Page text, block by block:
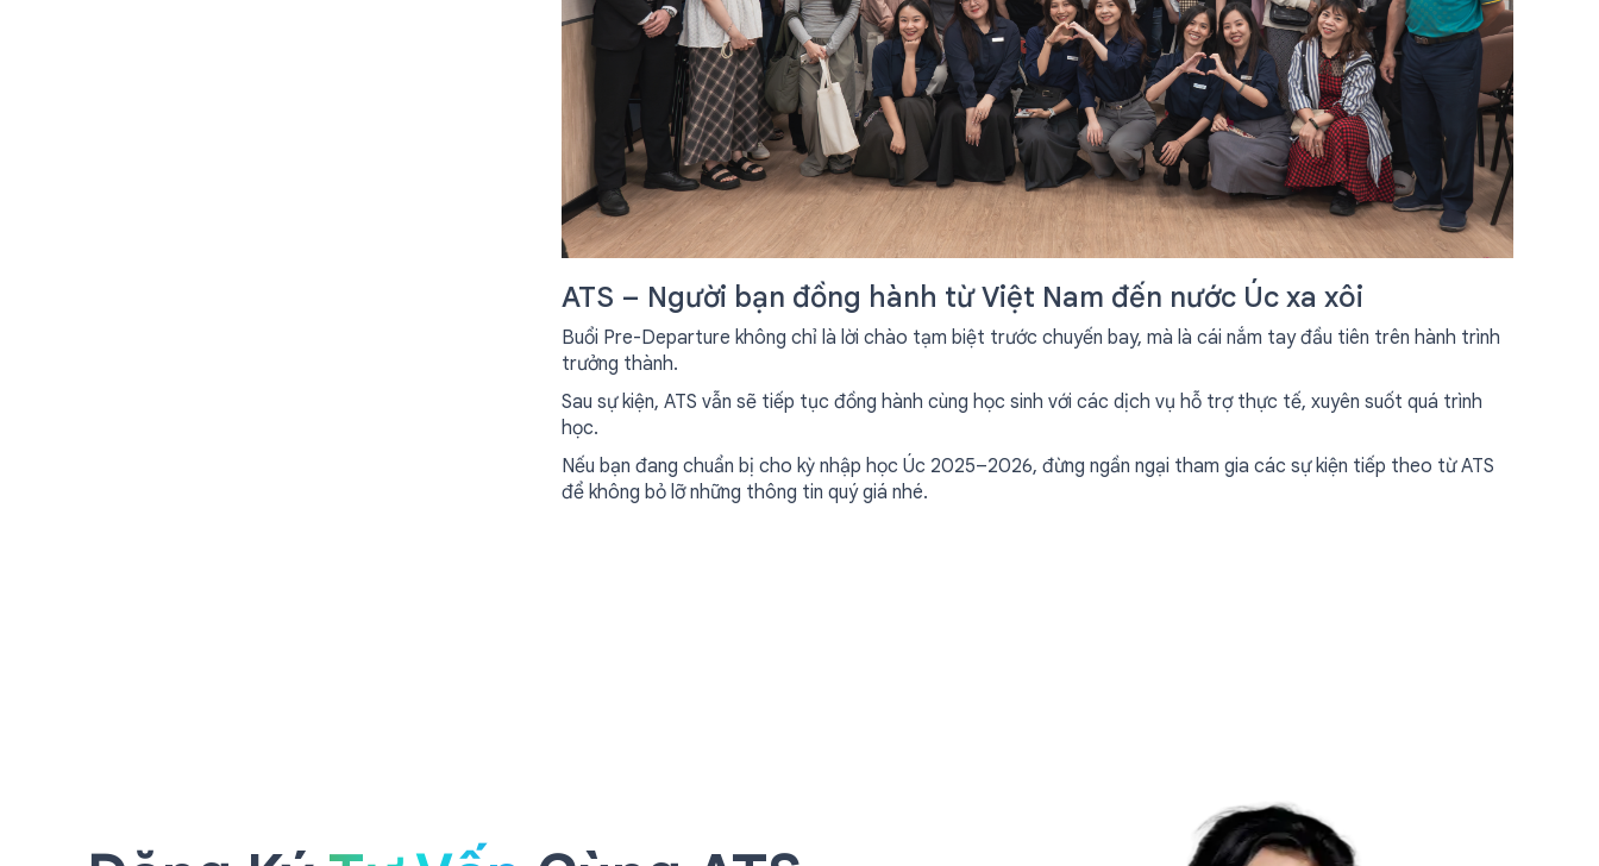
ATS – Người bạn đồng hành từ Việt Nam đến nước Úc xa xôi
Buổi Pre-Departure không chỉ là lời chào tạm biệt trước chuyến bay, mà là cái nắm tay đầu tiên trên hành trình
trưởng thành.
Sau sự kiện, ATS vẫn sẽ tiếp tục đồng hành cùng học sinh với các dịch vụ hỗ trợ thực tế, xuyên suốt quá trình
học.
Nếu bạn đang chuẩn bị cho kỳ nhập học Úc 2025–2026, đừng ngần ngại tham gia các sự kiện tiếp theo từ ATS
để không bỏ lỡ những thông tin quý giá nhé.